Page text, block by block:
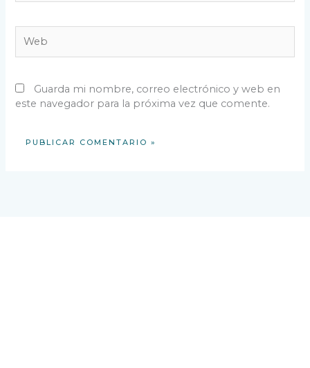
Guarda mi nombre, correo electrónico y web en
este navegador para la próxima vez que comente.